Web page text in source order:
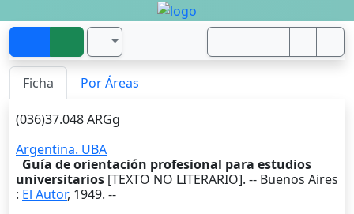
Ficha Por Áreas
(036)37.048 ARGg
Argentina. UBA
Guía de orientación profesional para estudios
universitarios [TEXTO NO LITERARIO]. -- Buenos Aires
: El Autor, 1949. --